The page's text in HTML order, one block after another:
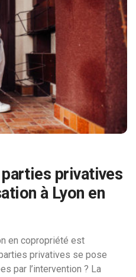
privatives
à Lyon en
en copropriété est
privatives se pose
par l’intervention ? La